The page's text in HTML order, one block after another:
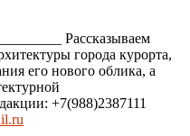
Рассказываем
города курорта,
его нового облика, а
+7(988)2387111